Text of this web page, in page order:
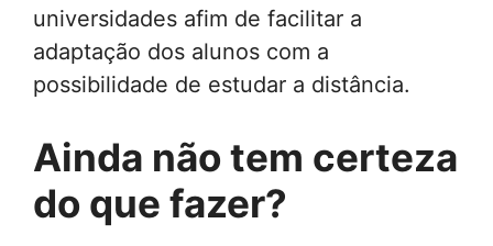
universidades afim de facilitar a
adaptação dos alunos com a
possibilidade de estudar a distância.
Ainda não tem certeza
do que fazer?